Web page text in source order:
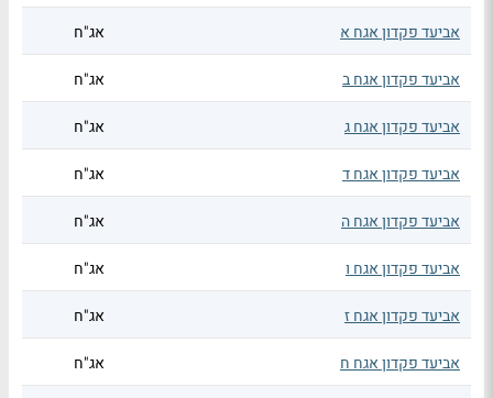
אביעד פקדון אגח א
אג"ח
אביעד פקדון אגח ב אג"ח
אביעד פקדון אגח ג אג"ח
אביעד פקדון אגח ד אג"ח
אביעד פקדון אגח ה אג"ח
אביעד פקדון אגח ו אג"ח
אביעד פקדון אגח ז אג"ח
אביעד פקדון אגח ח אג"ח